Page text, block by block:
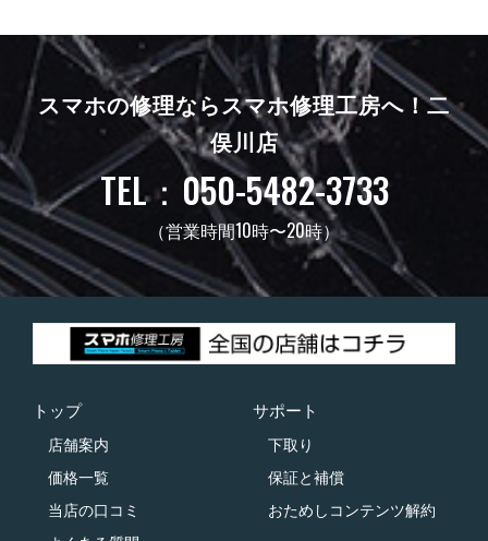
スマホの修理ならスマホ修理工房へ！二
俣川店
TEL：050-5482-3733
（営業時間10時〜20時）
トップ
店舗案内
価格一覧
当店の口コミ
サポート
下取り
保証と補償
おためしコンテンツ解約